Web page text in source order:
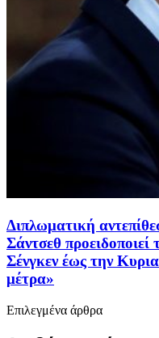
Διπλωματική
Σάντσεθ
Σένγκεν έως την
μέτρα»
Επιλεγμένα άρθρα